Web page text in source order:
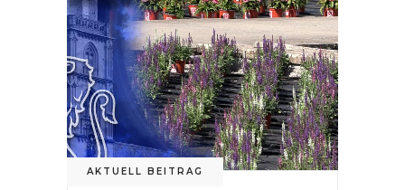
AKTUELL BEITRAG